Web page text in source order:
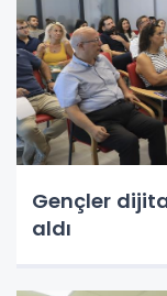
Gençler
aldı